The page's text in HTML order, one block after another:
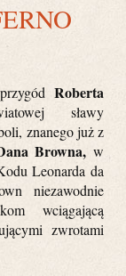
Roberta
sławy
znanego już z
Browna, w
Leonarda da
niezawodnie
wciągającą
zwrotami